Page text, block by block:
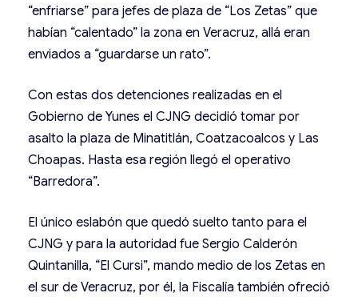
“enfriarse” para jefes de plaza de “Los Zetas” que
habían “calentado” la zona en Veracruz, allá eran
enviados a “guardarse un rato”.
Con estas dos detenciones realizadas en el
Gobierno de Yunes el CJNG decidió tomar por
asalto la plaza de Minatitlán, Coatzacoalcos y Las
Choapas. Hasta esa región llegó el operativo
“Barredora”.
El único eslabón que quedó suelto tanto para el
CJNG y para la autoridad fue Sergio Calderón
Quintanilla, “El Cursi”, mando medio de los Zetas en
el sur de Veracruz, por él, la Fiscalía también ofreció